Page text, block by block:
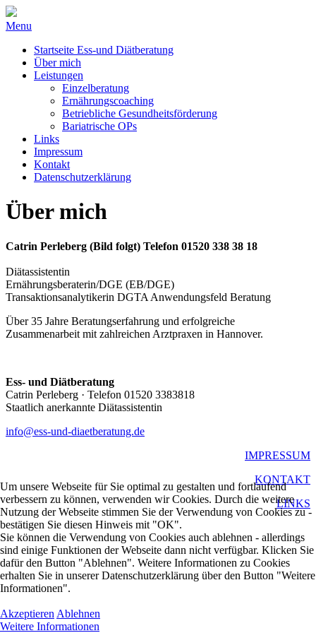
Menu
Startseite Ess-und Diätberatung
Über mich
Leistungen
Einzelberatung
Ernährungscoaching
Betriebliche Gesundheitsförderung
Bariatrische OPs
Links
Impressum
Kontakt
Datenschutzerklärung
Über mich
Catrin Perleberg (Bild folgt) Telefon 01520 338 38 18
Diätassistentin
Ernährungsberaterin/DGE (EB/DGE)
Transaktionsanalytikerin DGTA Anwendungsfeld Beratung
Über 35 Jahre Beratungserfahrung und erfolgreiche
Zusammenarbeit mit zahlreichen Arztpraxen in Hannover.
Ess- und Diätberatung
Catrin Perleberg · Telefon 01520 3383818
Staatlich anerkannte Diätassistentin
info@ess-und-diaetberatung.de
IMPRESSUM
KONTAKT
LINKS
Um unsere Webseite für Sie optimal zu gestalten und fortlaufend
verbessern zu können, verwenden wir Cookies. Durch die weitere
Nutzung der Webseite stimmen Sie der Verwendung von Cookies zu -
bestätigen Sie diesen Hinweis mit "OK".
Sie können die Verwendung von Cookies auch ablehnen - allerdings
sind einige Funktionen der Webseite dann nicht verfügbar. Klicken Sie
dafür den Button "Ablehnen". Weitere Informationen zu Cookies
erhalten Sie in unserer Datenschutzerklärung über den Button "Weitere
Informationen".
Akzeptieren Ablehnen
Weitere Informationen